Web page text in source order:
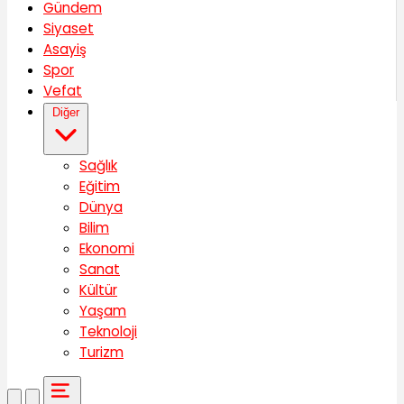
Gündem
Siyaset
Asayiş
Spor
Vefat
Diğer
Sağlık
Eğitim
Dünya
Bilim
Ekonomi
Sanat
Kültür
Yaşam
Teknoloji
Turizm